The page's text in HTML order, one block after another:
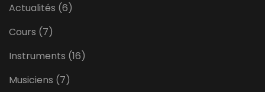
Actualités (6)
Cours (7)
Instruments (16)
Musiciens (7)